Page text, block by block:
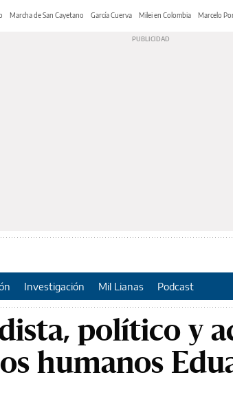
Marcha de San Cayetano García Cuerva Milei en Colombia Marcelo
Investigación Mil Lianas Podcast
político y
humanos